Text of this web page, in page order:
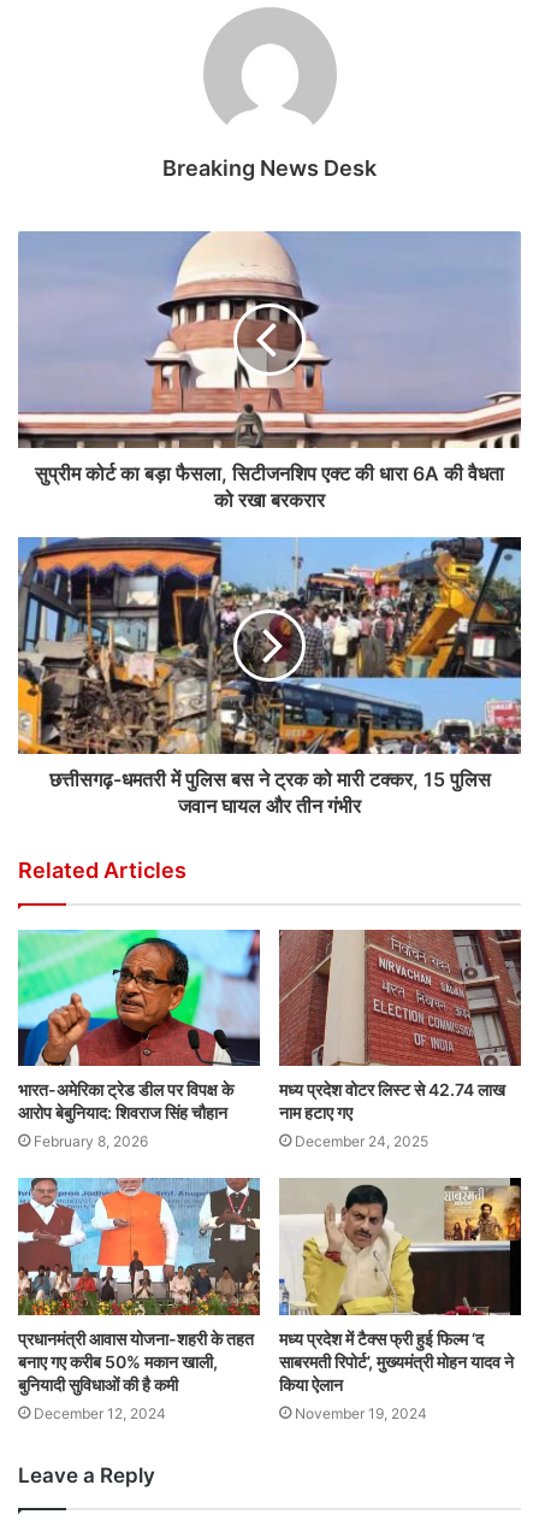
Breaking News Desk
सुप्रीम कोर्ट का बड़ा फैसला, सिटीजनशिप एक्ट की धारा 6A की वैधता
को रखा बरकरार
छत्तीसगढ़-धमतरी में पुलिस बस ने ट्रक को मारी टक्कर, 15 पुलिस
जवान घायल और तीन गंभीर
Related Articles
भारत-अमेरिका ट्रेड डील पर विपक्ष के
आरोप बेबुनियाद: शिवराज सिंह चौहान
February 8, 2026
मध्य प्रदेश वोटर लिस्ट से 42.74 लाख
नाम हटाए गए
December 24, 2025
प्रधानमंत्री आवास योजना-शहरी के तहत
बनाए गए करीब 50% मकान खाली,
बुनियादी सुविधाओं की है कमी
December 12, 2024
मध्य प्रदेश में टैक्स फ्री हुई फिल्म ‘द
साबरमती रिपोर्ट’, मुख्यमंत्री मोहन यादव ने
किया ऐलान
November 19, 2024
Leave a Reply